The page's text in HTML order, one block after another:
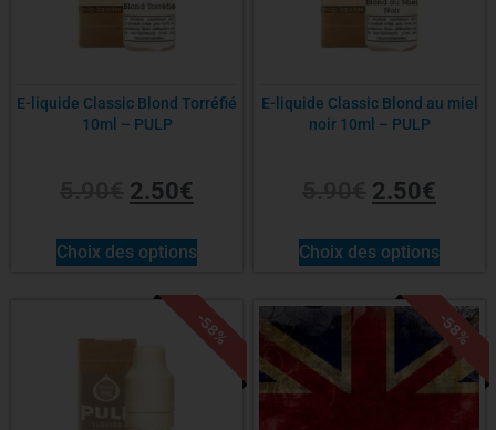
E-liquide Classic Blond Torréfié
10ml – PULP
2.50€
Choix des options
E-liquide Classic Blond au miel
noir 10ml – PULP
2.50€
Choix des options
-58% -58%